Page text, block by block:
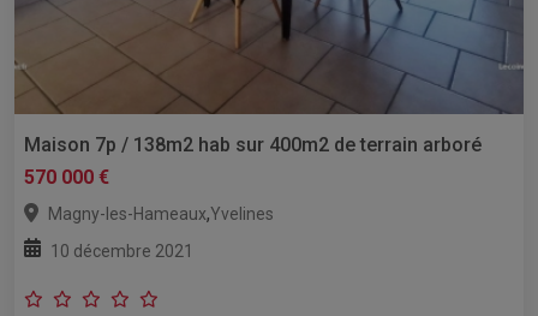
Maison 7p / 138m2 hab sur 400m2 de terrain arboré
570 000 €
Magny-les-Hameaux,Yvelines
10 décembre 2021